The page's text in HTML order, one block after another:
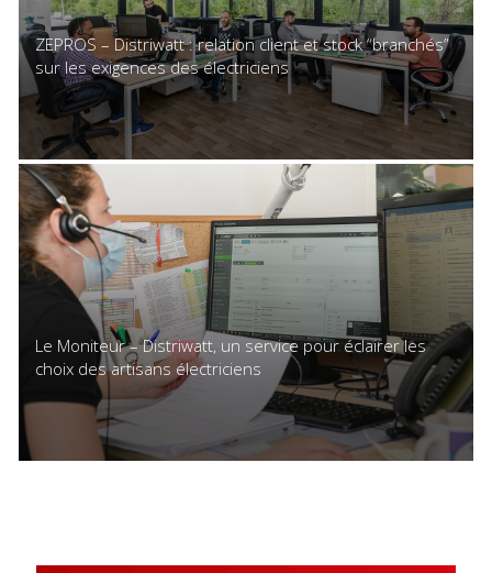
ZEPROS – Distriwatt : relation client et stock “branchés”
sur les exigences des électriciens
Le Moniteur – Distriwatt, un service pour éclairer les
choix des artisans électriciens